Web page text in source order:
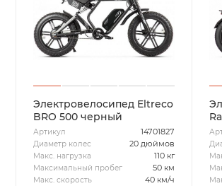
Электровелосипед Eltreco
BRO 500 черный
Артикул 14701827
Диаметр колес 20 дюймов
Макс. нагрузка 110 кг
Максимальный пробег 50 км
Макс. скорость 40 км/ч